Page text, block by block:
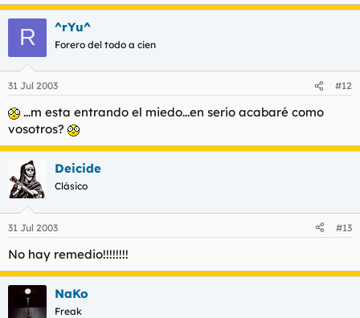
R ^rYu^
Forero del todo a cien
31 Jul 2003 #12
...m esta entrando el miedo...en serio acabaré como
vosotros?
Deicide
Clásico
31 Jul 2003 #13
No hay remedio!!!!!!!!
NaKo
Freak